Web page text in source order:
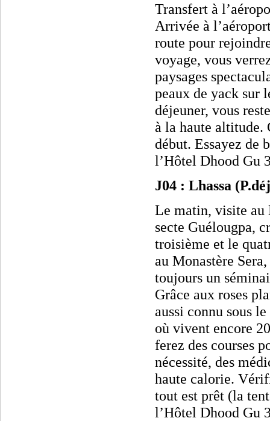
Transfert à
Arrivée à
route pour
voyage, vous
paysages
peaux de yack sur
déjeuner, vous
à la haute altitude.
début. Essayez de
l’Hôtel Dhood Gu
J04 : Lhassa
Le matin, visite au
secte Guélougpa,
troisième et le
au Monastère
toujours un
Grâce aux roses
aussi connu sous
où vivent encore
ferez des courses
nécessité, des
haute calorie.
tout est prêt (la
l’Hôtel Dhood Gu